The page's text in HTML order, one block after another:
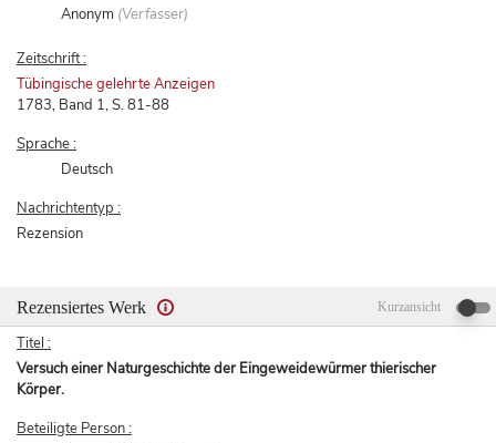
Anonym (Verfasser)
Zeitschrift :
Tübingische gelehrte Anzeigen
1783, Band 1, S. 81-88
Sprache :
Deutsch
Nachrichtentyp :
Rezension
Rezensiertes Werk Kurzansicht
Titel :
Versuch einer Naturgeschichte der Eingeweidewürmer thierischer
Körper.
Beteiligte Person :